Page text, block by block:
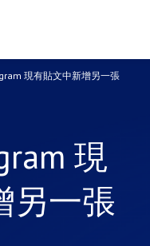
現有貼文中新增另一張
現
另一張